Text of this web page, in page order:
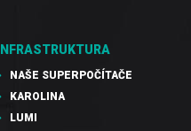
INFRASTRUKTURA
NAŠE SUPERPOČÍTAČE
KAROLINA
LUMI